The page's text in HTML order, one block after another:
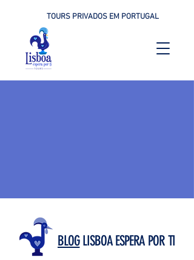
TOURS PRIVADOS EM PORTUGAL
BLOGLISBOA ESPERA POR TI